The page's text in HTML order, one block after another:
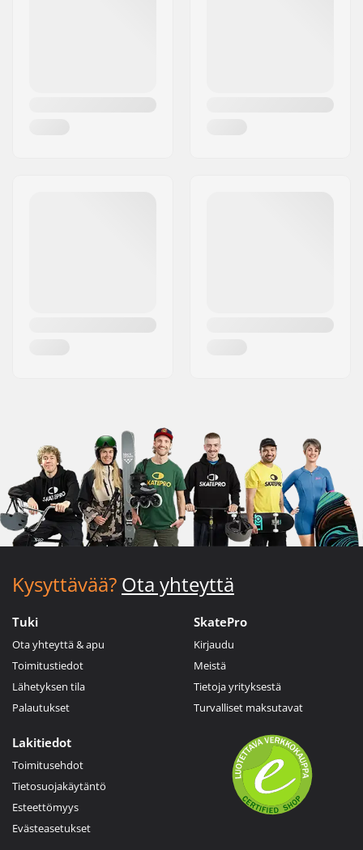
Kysyttävää? Ota yhteyttä
Tuki
Ota yhteyttä & apu
Toimitustiedot
Lähetyksen tila
Palautukset
SkatePro
Kirjaudu
Meistä
Tietoja yrityksestä
Turvalliset maksutavat
Lakitiedot
Toimitusehdot
Tietosuojakäytäntö
Esteettömyys
Evästeasetukset